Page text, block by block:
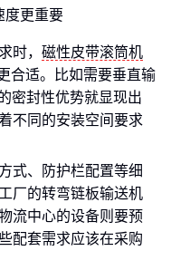
度更重要
时， 磁性皮带滚筒机
合适。比如需要垂直输
密封性优势就显现出
不同的安装空间要求
式、防护栏配置等细
厂的转弯链板输送机
流中心的设备则要预
配套需求应该在采购